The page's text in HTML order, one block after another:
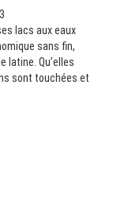
lacs aux eaux
sans fin,
latine. Qu’elles
sont touchées et